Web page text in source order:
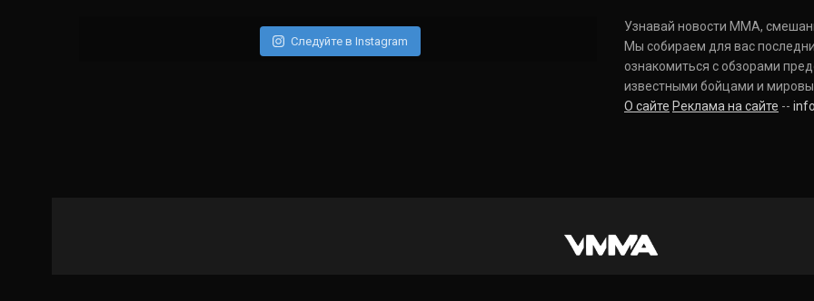
Следуйте в Instagram
Узнавай новости ММА,
Мы собираем для вас
ознакомиться с обзорами
известными бойцами и
О сайте Реклама на сайте --